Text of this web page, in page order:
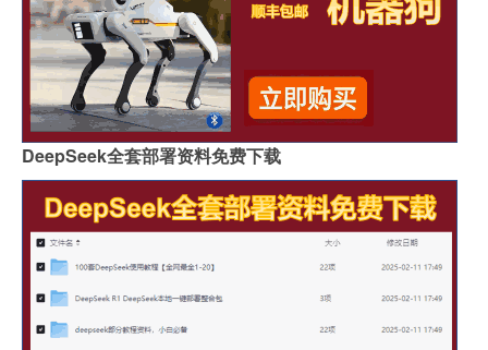
DeepSeek全套部署资料免费下载